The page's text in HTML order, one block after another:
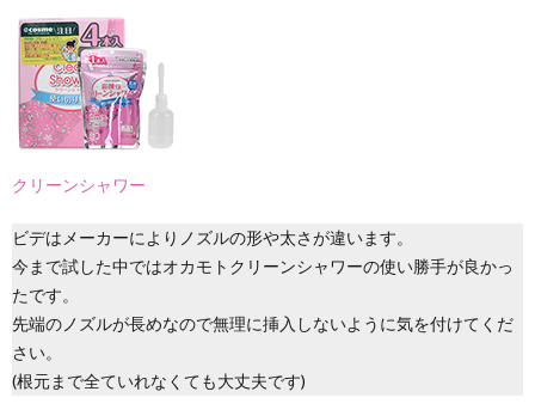
クリーンシャワー
ビデはメーカーによりノズルの形や太さが違います。
今まで試した中ではオカモトクリーンシャワーの使い勝手が良かっ
たです。
先端のノズルが長めなので無理に挿入しないように気を付けてくだ
さい。
(根元まで全ていれなくても大丈夫です)